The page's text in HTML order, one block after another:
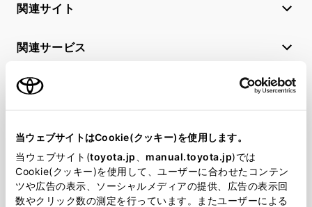
当ウェブサイトはCookie(クッキー)を使用します。
当ウェブサイト(toyota.jp manual.toyota.jp)では
Cookie(クッキー)を使用して、ユーザーに合わせたコンテン
ツや広告の表示、ソーシャルメディアの提供、広告の表示回
数やクリック数の測定を行っています。またユーザーによる
関連サイト
関連サービス
公式SNS
LINEX Facebook
YouTubeInstagram
トヨタイムズ
TOYOTA Mail Magazine